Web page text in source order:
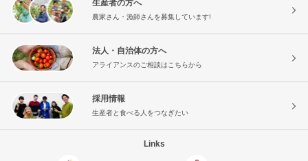
生産者の方へ
農家さん・漁師さんを募集しています!
法人・自治体の方へ
アライアンスのご相談はこちらから
採用情報
生産者と食べる人をつなぎたい
Links